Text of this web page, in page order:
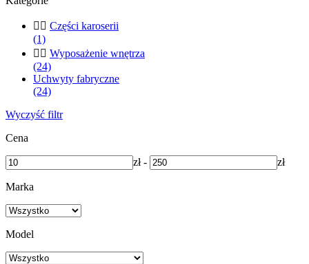
  Części karoserii
(1)
  Wyposażenie wnętrza
(24)
Uchwyty fabryczne
(24)
Wyczyść filtr
Cena
zł - zł
Marka
Model